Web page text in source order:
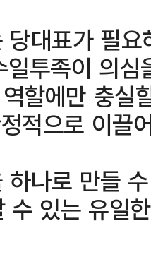
대표가 필
일투족이 의
할에만 충실
적으로 이끌
나로 만들
수 있는 유일